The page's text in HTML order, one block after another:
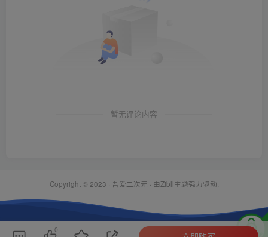
暂无评论内容
Copyright © 2023 · 吾爱二次元 · 由Zibll主题强力驱动.
0